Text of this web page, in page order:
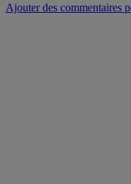
Ajouter des commentaires